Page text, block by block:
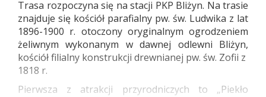
Trasa rozpoczyna się na stacji PKP Bliżyn. Na trasie
znajduje się kościół parafialny pw. św. Ludwika z lat
1896-1900 r. otoczony oryginalnym ogrodzeniem
żeliwnym wykonanym w dawnej odlewni Bliżyn,
kościół filialny konstrukcji drewnianej pw. św. Zofii z
1818 r.
Pierwsza z atrakcji przyrodniczych to „Piekło